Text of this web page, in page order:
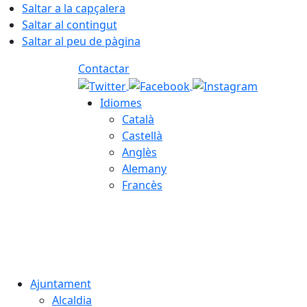
Saltar a la capçalera
Saltar al contingut
Saltar al peu de pàgina
Contactar
Idiomes
Català
Castellà
Anglès
Alemany
Francès
Ajuntament
Alcaldia